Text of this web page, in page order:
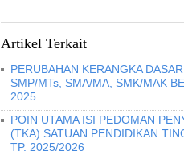
Artikel Terkait
PERUBAHAN KERANGKA
SMP/MTs, SMA/MA, SMK/MAK
2025
POIN UTAMA ISI PEDOMAN
(TKA) SATUAN PENDIDIKAN
TP. 2025/2026